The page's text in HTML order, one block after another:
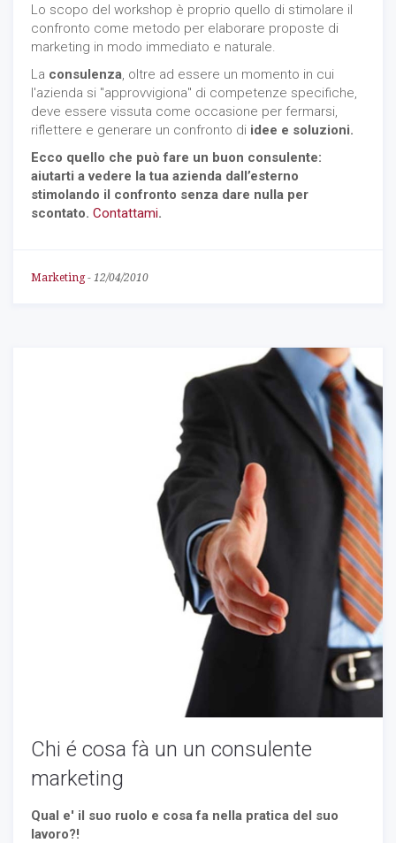
Lo scopo del workshop è proprio quello di stimolare il
confronto come metodo per elaborare proposte di
marketing in modo immediato e naturale.
La consulenza , oltre ad essere un momento in cui
l'azienda si "approvvigiona" di competenze specifiche,
deve essere vissuta come occasione per fermarsi,
riflettere e generare un confronto di idee e soluzioni.
Ecco quello che può fare un buon consulente:
aiutarti a vedere la tua azienda dall’esterno
stimolando il confronto senza dare nulla per
scontato. Contattami.
Marketing- 12/04/2010
Chi é cosa fà un un consulente
marketing
Qual e' il suo ruolo e cosa fa nella pratica del suo
lavoro?!